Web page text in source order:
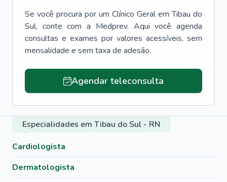
Se você procura por um Clínico Geral em Tibau do
Sul, conte com a Medprev. Aqui você agenda
consultas e exames por valores acessíveis, sem
mensalidade e sem taxa de adesão.
Agendar teleconsulta
Especialidades em Tibau do Sul - RN
Cardiologista
Dermatologista